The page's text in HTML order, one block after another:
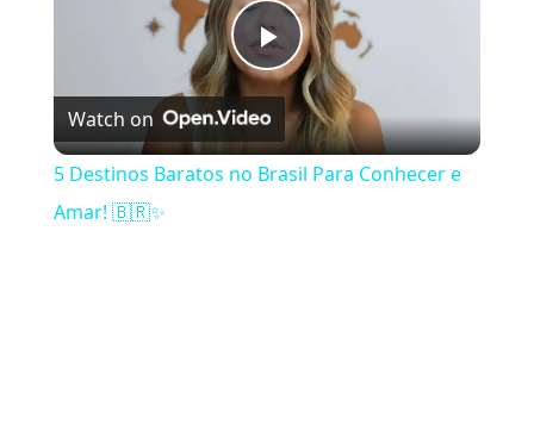
Play Video
Watch on
5 Destinos Baratos no Brasil Para Conhecer e
Amar! 🇧🇷✨